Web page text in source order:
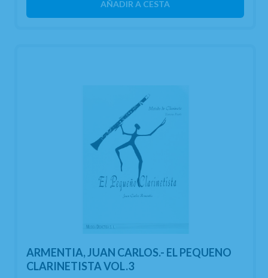
AÑADIR A CESTA
ARMENTIA, JUAN CARLOS.- EL PEQUENO
CLARINETISTA VOL.3